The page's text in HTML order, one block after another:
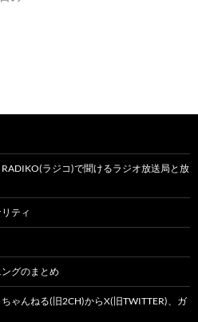
ラジコ)で聞けるラジオ放送局と放
ティ
グのまとめ
ゃんねる(旧2CH)からX(旧TWITTER)、ガ